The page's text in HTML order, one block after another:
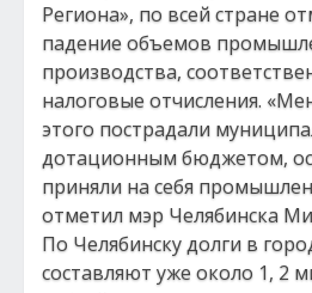
Региона», по всей стране
падение объемов
производства,
налоговые отчисления.
этого пострадали
дотационным бюджетом,
приняли на себя
отметил мэр Челябинска
По Челябинску долги в
составляют уже около 1, 2